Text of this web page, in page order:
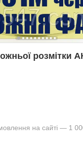
розмітки
на сайті — 1